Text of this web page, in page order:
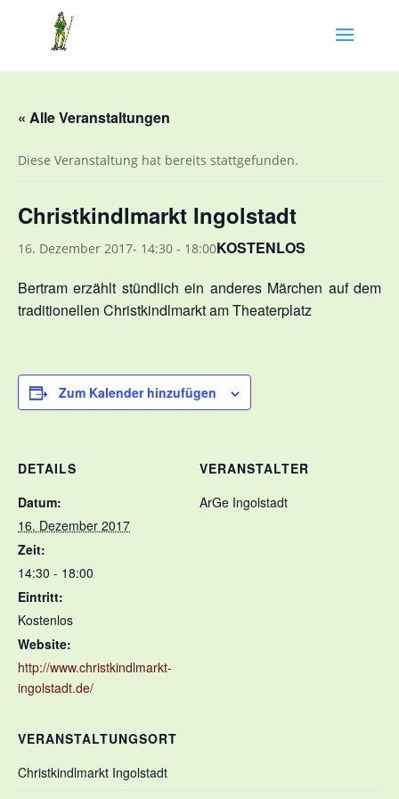
« Alle Veranstaltungen
Diese Veranstaltung hat bereits stattgefunden.
Christkindlmarkt Ingolstadt
16. Dezember 2017- 14:30 - 18:00KOSTENLOS
Bertram erzählt stündlich ein anderes Märchen auf dem
traditionellen Christkindlmarkt am Theaterplatz
Zum Kalender hinzufügen
DETAILS
Datum:
16. Dezember 2017
Zeit:
14:30 - 18:00
Eintritt:
Kostenlos
Website:
http://www.christkindlmarkt-
ingolstadt.de/
VERANSTALTER
ArGe Ingolstadt
VERANSTALTUNGSORT
Christkindlmarkt Ingolstadt